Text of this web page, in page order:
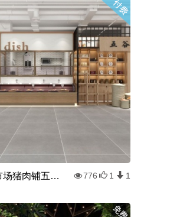
现代菜市场猪肉铺五谷杂粮3d模型 776 1 1